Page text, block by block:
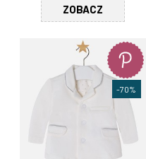
ZOBACZ
-70%